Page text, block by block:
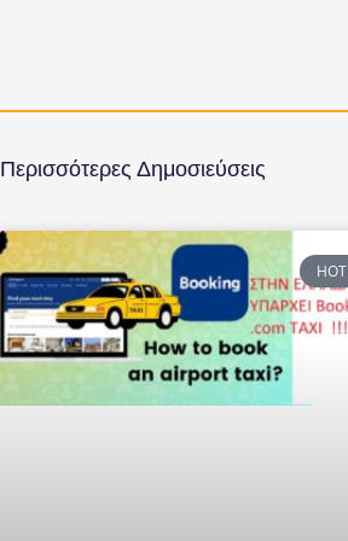
Περισσότερες Δημοσιεύσεις
HOT